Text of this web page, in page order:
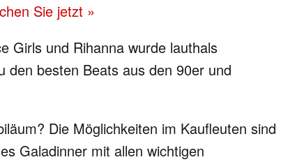
Sie jetzt »
Girls und Rihanna wurde lauthals
den besten Beats aus den 90er und
Die Möglichkeiten im Kaufleuten sind
Galadinner mit allen wichtigen